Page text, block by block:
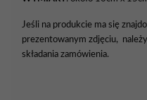
Jeśli na produkcie ma się
prezentowanym zdjęciu,
składania zamówienia.